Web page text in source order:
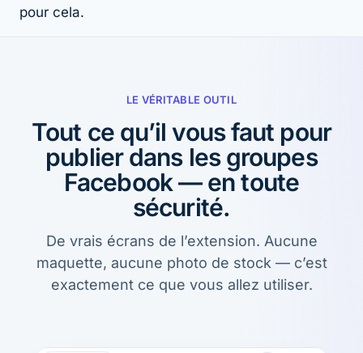
pour cela.
LE VÉRITABLE OUTIL
Tout ce qu’il vous faut pour
publier dans les groupes
Facebook — en toute
sécurité.
De vrais écrans de l’extension. Aucune
maquette, aucune photo de stock — c’est
exactement ce que vous allez utiliser.